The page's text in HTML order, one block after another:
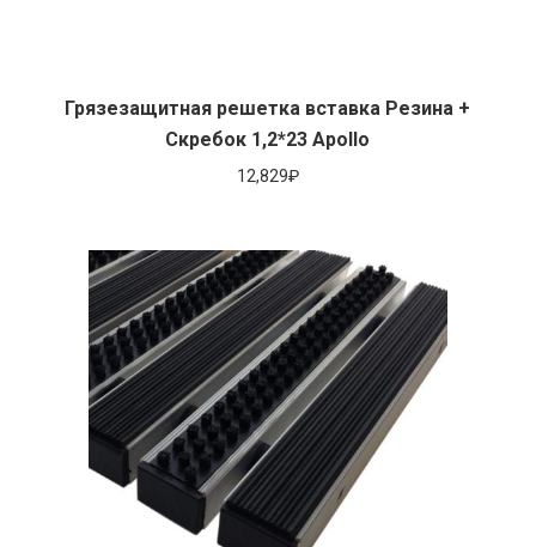
Грязезащитная решетка вставка Резина +
Скребок 1,2*23 Apollo
12,829₽